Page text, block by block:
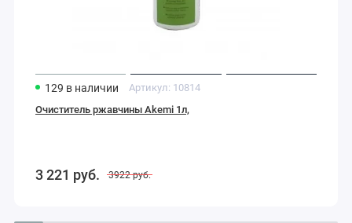
129 в наличии Артикул: 10814
Очиститель ржавчины Akemi 1л,
3 221 руб. 3922руб.